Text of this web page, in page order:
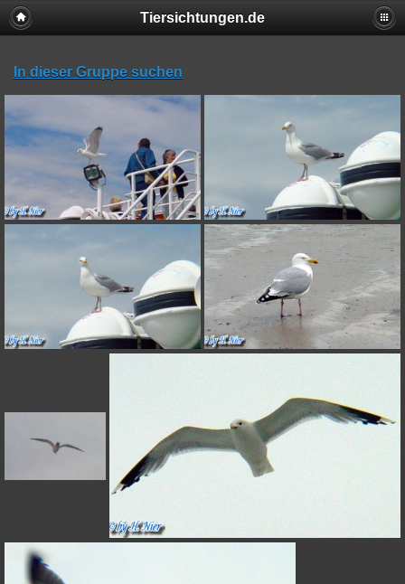
Tiersichtungen.de
In dieser Gruppe suchen